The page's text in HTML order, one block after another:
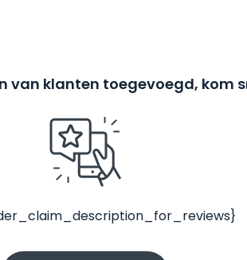
van klanten toegevoegd, kom